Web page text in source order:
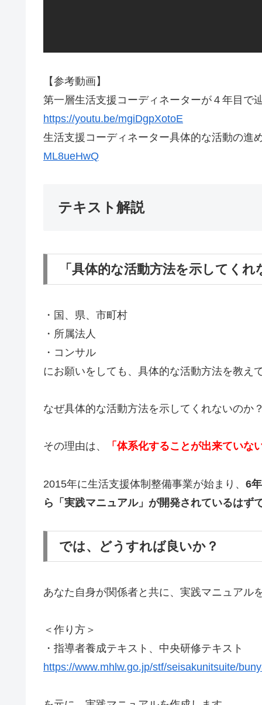
【参考動画】
第一層生活支援コーディネーターが４年目で
https://youtu.be/mgiDgpXotoE
生活支援コーディネーター具体的な活動の進
ML8ueHwQ
テキスト解説
「具体的な活動方法を示してく
・国、県、市町村
・所属法人
・コンサル
にお願いをしても、具体的な活動方法を教え
なぜ具体的な活動方法を示してくれないのか
その理由は、 「体系化することが出来ていな
2015年に生活支援体制整備事業が始まり、 6
ら「実践マニュアル」が開発されているはず
では、どうすれば良いか？
あなた自身が関係者と共に、実践マニュアル
＜作り方＞
・指導者養成テキスト、中央研修テキスト
https://www.mhlw.go.jp/stf/seisakunitsuite/